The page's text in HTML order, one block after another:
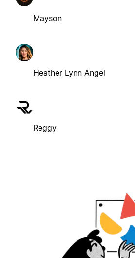
Mayson
Heather Lynn Angel
Reggy